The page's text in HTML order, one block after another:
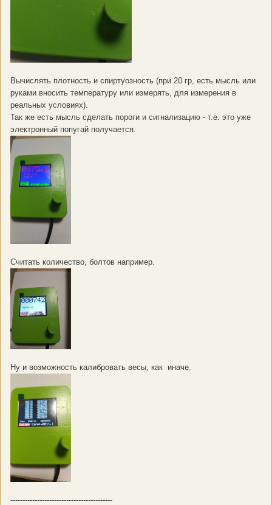
Вычислять плотность и спиртуозность (при 20 гр, есть мысль или
руками вносить температуру или измерять, для измерения в
реальных условиях).
Так же есть мысль сделать пороги и сигнализацию - т.е. это уже
электронный попугай получается.
Считать количество, болтов например.
Ну и возможность калибровать весы, как иначе.
------------------------------------------